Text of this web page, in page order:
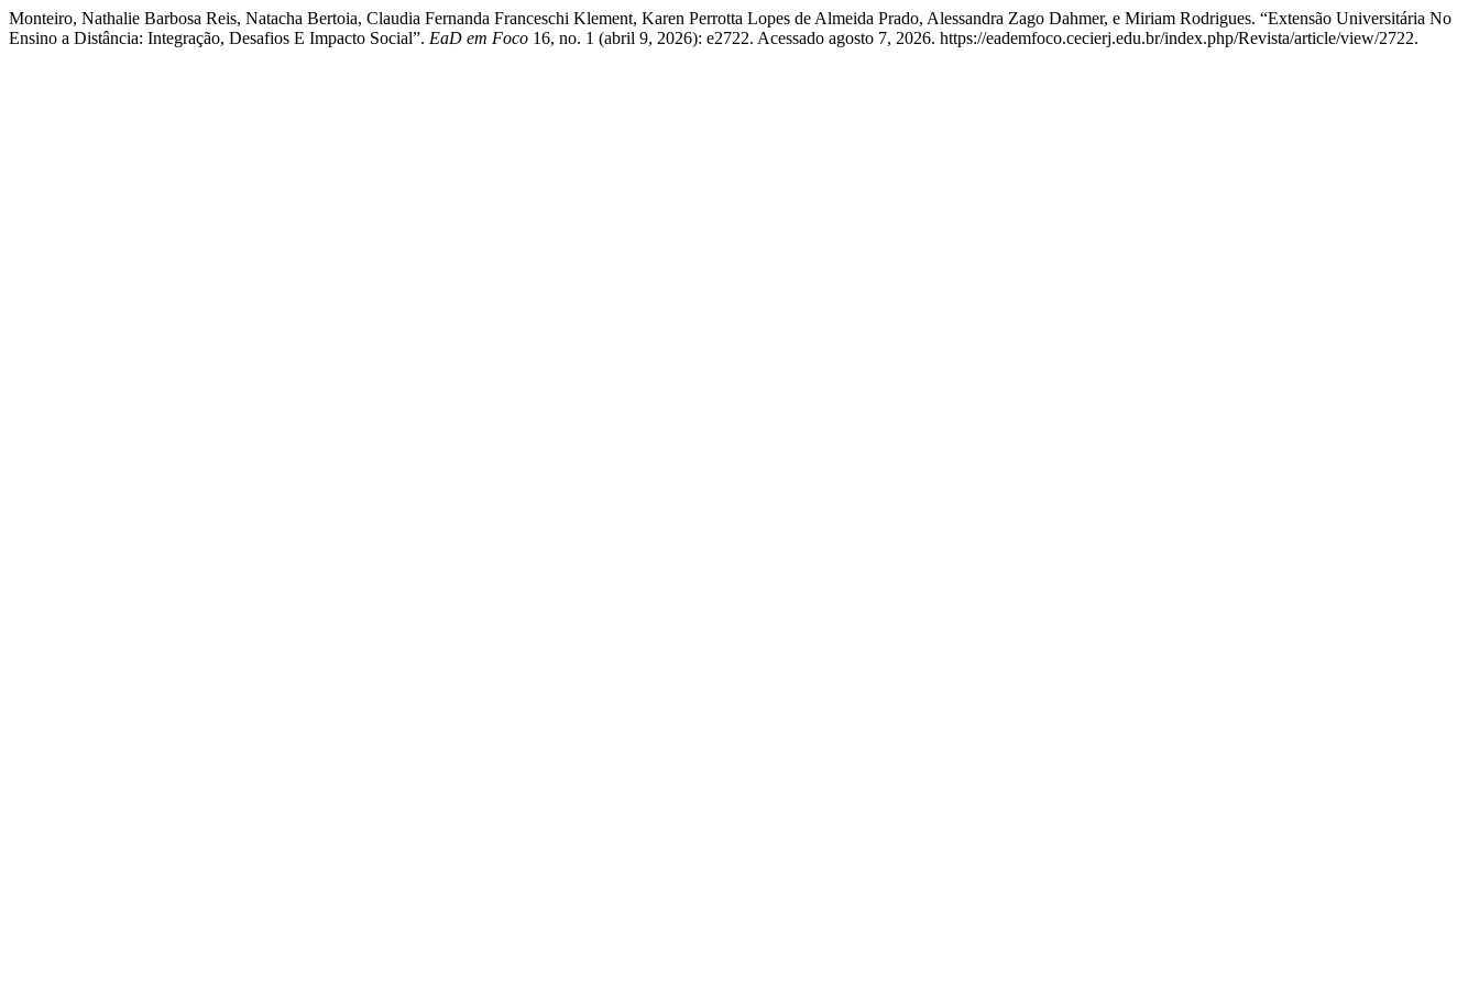
Monteiro, Nathalie Barbosa Reis, Natacha Bertoia, Claudia Fernanda Franceschi Klement, Karen Perrotta Lopes de Almeida Prado, Alessandra Zago Dahmer, e Miriam Rodrigues. “Extensão Universitária No
Ensino a Distância: Integração, Desafios E Impacto Social”. EaD em Foco 16, no. 1 (abril 9, 2026): e2722. Acessado agosto 7, 2026. https://eademfoco.cecierj.edu.br/index.php/Revista/article/view/2722.